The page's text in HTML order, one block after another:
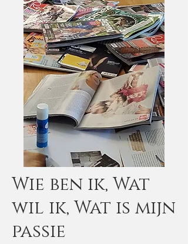
Wie ben ik, Wat
wil ik, Wat is mijn
passie